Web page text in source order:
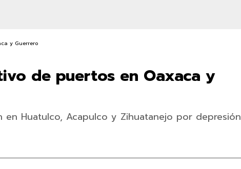
de puertos en Oaxaca y
en Huatulco, Acapulco y Zihuatanejo por depresión